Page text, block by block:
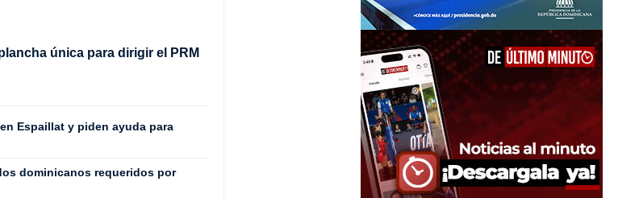
única para dirigir el PRM
Espaillat y piden ayuda para
dominicanos requeridos por